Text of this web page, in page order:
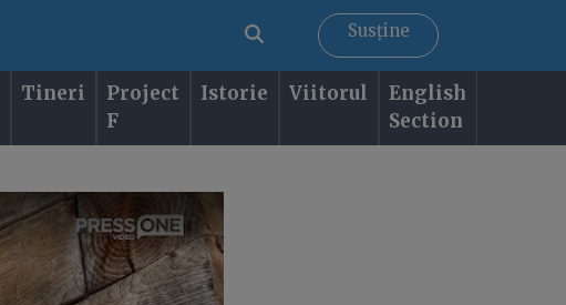
Susține
Tineri
Project
F
Istorie Viitorul
English
Section